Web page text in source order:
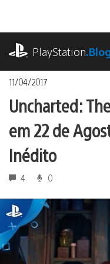
o
conteúdoPlayStation
11/04/2017
Uncharted:
em 22 de
Inédito
4 0